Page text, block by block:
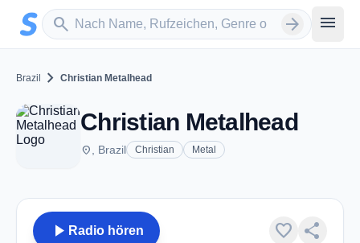
Zum Hauptinhalt springen
search
Sender suchen arrow_forward menu
Brazil chevron_right Christian Metalhead
Christian Metalhead
place , Brazil Christian Metal
play_arrow Radio hören favorite share